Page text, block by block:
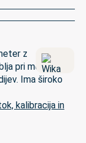
kalibracija in